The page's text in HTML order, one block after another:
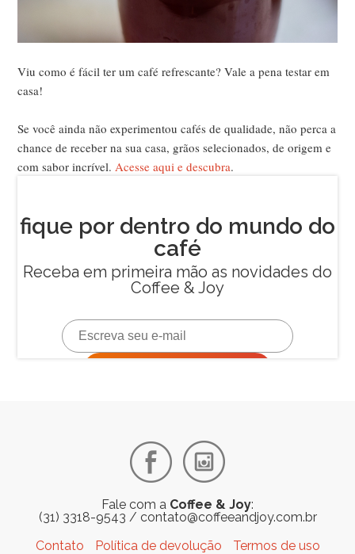
Viu como é fácil ter um café refrescante? Vale a pena testar em
casa!
Se você ainda não experimentou cafés de qualidade, não perca a
chance de receber na sua casa, grãos selecionados, de origem e
com sabor incrível.Acesse aqui e descubra.
Fale com a Coffee & Joy:
(31) 3318-9543 / contato@coffeeandjoy.com.br
Contato
Política de devolução Termos de uso